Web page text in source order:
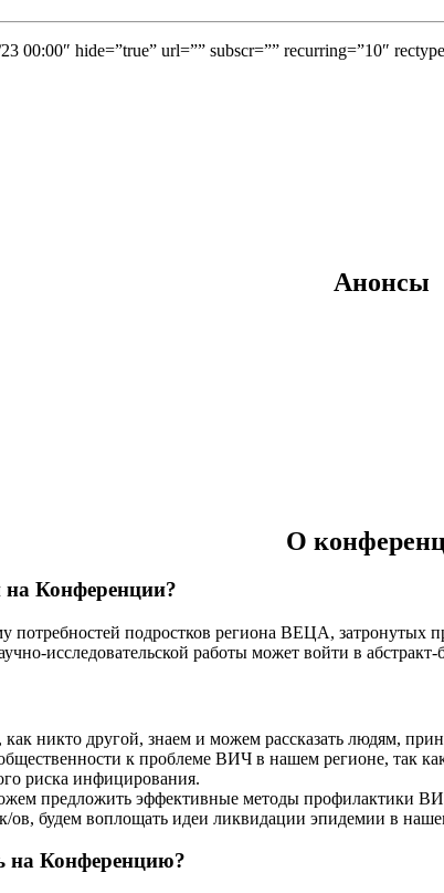
hide=”true” url=”” subscr=”” recurring=”10″
Анонсы
О
Конференции?
потребностей подростков региона ВЕЦА,
исследовательской работы может войти в
никто другой, знаем и можем рассказать людям,
к проблеме ВИЧ в нашем регионе, так
риска инфицирования.
предложить эффективные методы профилактики
ов, будем воплощать идеи ликвидации эпидемии в
на Конференцию?